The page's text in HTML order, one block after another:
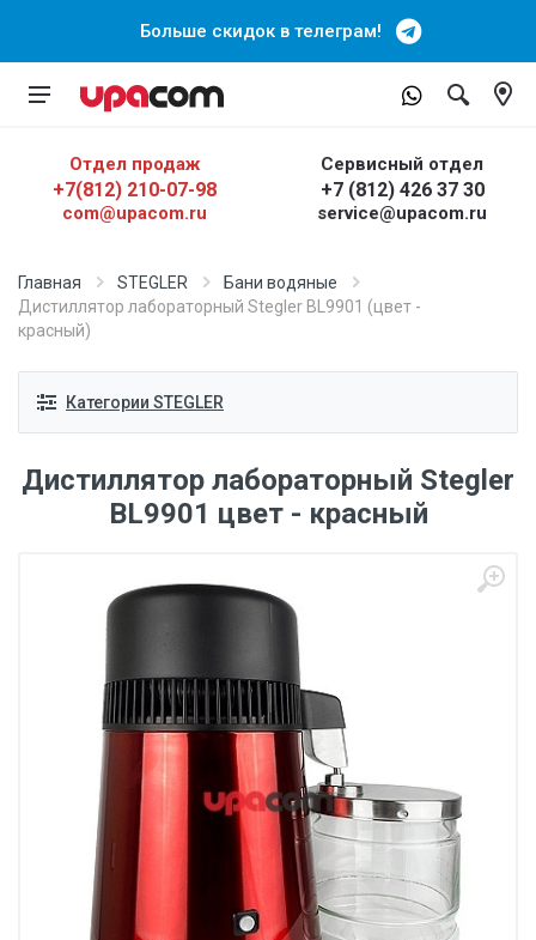
Больше скидок в телеграм!
Отдел продаж
+7(812) 210-07-98
com@upacom.ru
Сервисный отдел
+7 (812) 426 37 30
service@upacom.ru
Главная STEGLER
Бани водяные
Дистиллятор лабораторный Stegler BL9901 (цвет -
красный)
Категории STEGLER
Дистиллятор лабораторный Stegler
BL9901 цвет - красный